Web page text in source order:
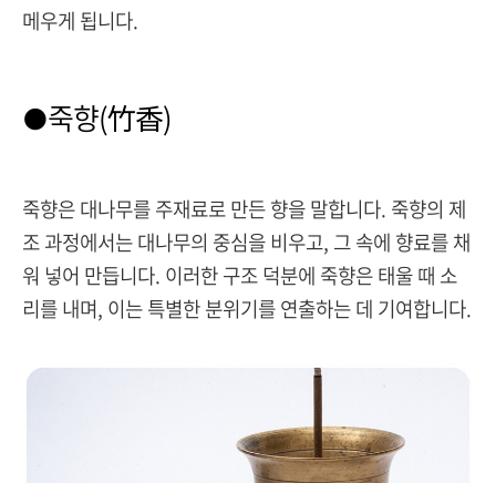
메우게 됩니다.
●죽향(竹香)
죽향은 대나무를 주재료로 만든 향을 말합니다. 죽향의 제
조 과정에서는 대나무의 중심을 비우고, 그 속에 향료를 채
워 넣어 만듭니다. 이러한 구조 덕분에 죽향은 태울 때 소
리를 내며, 이는 특별한 분위기를 연출하는 데 기여합니다.